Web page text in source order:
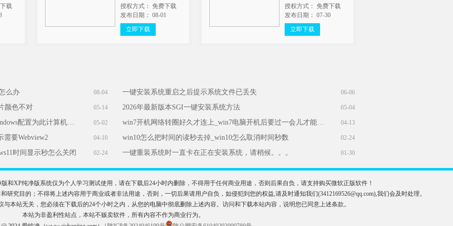
载
授权方式： 免费下载
发布日期： 08-01
立即下载
授权方式： 免费下载
发布日期： 07-30
立即下载
么办 08-04 一键安装系统重启之后提示系统文件已丢失 06-06
颜色不对 05-14 2026年最新版本SGI一键安装系统方法 05-04
重装时报错：windows安装程序无法将windows配置为此计算机的硬件运行怎么办 05-02 win7开机网络转圈好久才连上_win7电脑开机后要过一会儿才能连上网 04-13
需要Webview2 04-10 win10怎么把时间的读秒去掉_win10怎么取消时间秒数 02-24
时间显示秒怎么关闭 02-24 一键重装系统时一直卡在正在安装系统，请稍候。。。 01-30
和XP纯净版系统仅为个人学习测试使用，请在下载后24小时内删除，不得用于任何商业用途，否则后果自负，请支持购买微软正版软件！
究目的；不得将上述内容用于商业或者非法用途，否则，一切后果请用户自负，如侵犯到您的权益,请及时通知我们(3412169526@qq.com),我们会及时处理。
本站无关，您必须在下载后的24个小时之内，从您的电脑中彻底删除上述内容。访问和下载本站内容，说明您已同意上述条款。
本站为非盈利性站点，本站不贩卖软件，所有内容不作为商业行为。